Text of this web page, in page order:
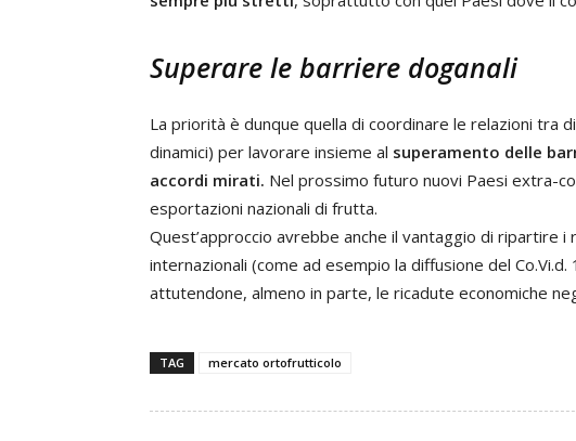
Superare le barriere doganali
La priorità è dunque quella di coordinare le relazioni tra
dinamici) per lavorare insieme al superamento delle
accordi mirati. Nel prossimo futuro nuovi Paesi extra-
esportazioni nazionali di frutta.
Quest’approccio avrebbe anche il vantaggio di ripartire
internazionali (come ad esempio la diffusione del
attutendone, almeno in parte, le ricadute economiche
TAG mercato ortofrutticolo